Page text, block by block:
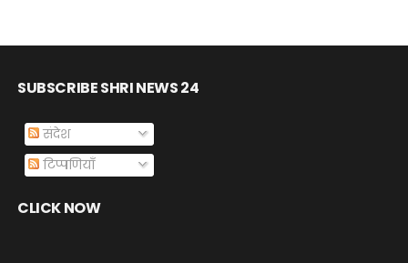
SUBSCRIBE SHRI NEWS 24
संदेश
टिप्पणियाँ
CLICK NOW